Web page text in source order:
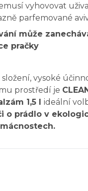
vyhovovat
parfemované
může
pračky
vysoké
prostředí je
1,5 l ideální
o prádlo v